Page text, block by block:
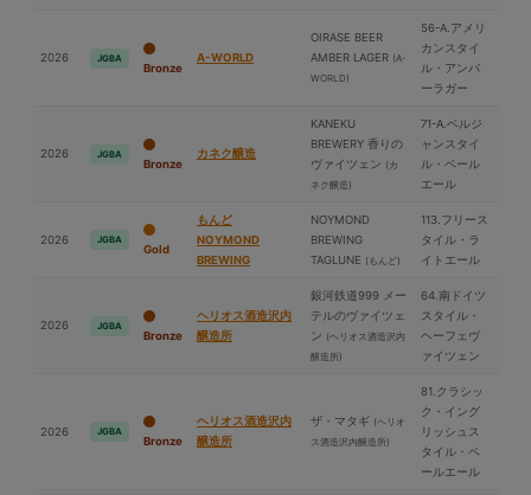
2026 JGBA
Bronze
A-WORLD
OIRASE BEER
AMBER LAGER (A-
WORLD)
56-A.アメリ
カンスタイ
ル・アンバ
ーラガー
2026 JGBA
Bronze
カネク醸造
KANEKU
BREWERY 香りの
ヴァイツェン (カ
ネク醸造)
71-A.ベルジ
ャンスタイ
ル・ペール
エール
2026 JGBA
Gold
もんど
NOYMOND
BREWING
NOYMOND
BREWING
TAGLUNE (もんど)
113.フリース
タイル・ラ
イトエール
2026 JGBA
Bronze
ヘリオス酒造沢内
醸造所
銀河鉄道999 メー
テルのヴァイツェ
ン (ヘリオス酒造沢内
醸造所)
64.南ドイツ
スタイル・
ヘーフェヴ
ァイツェン
2026 JGBA
Bronze
ヘリオス酒造沢内
醸造所
ザ・マタギ (ヘリオ
ス酒造沢内醸造所)
81.クラシッ
ク・イング
リッシュス
タイル・ペ
ールエール